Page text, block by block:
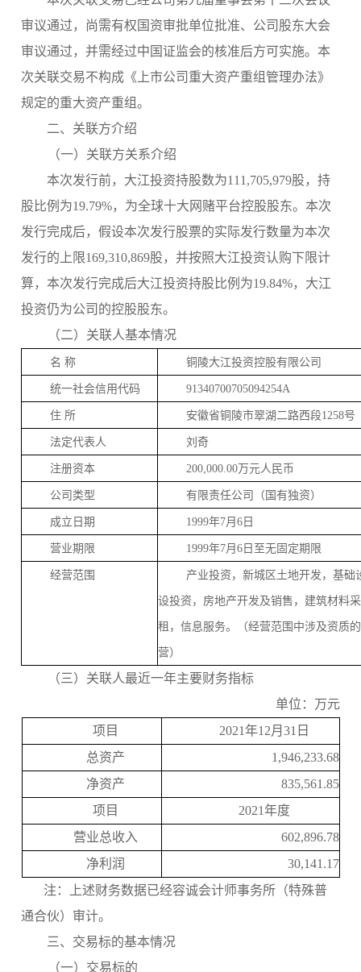
审议通过，尚需有权国资审批单位批准、公司股东大会
审议通过，并需经过中国证监会的核准后方可实施。本
次关联交易不构成《上市公司重大资产重组管理办法》
规定的重大资产重组。
二、关联方介绍
（一）关联方关系介绍
本次发行前，大江投资持股数为111,705,979股，持
股比例为19.79%，为全球十大网赌平台控股股东。本次
发行完成后，假设本次发行股票的实际发行数量为本次
发行的上限169,310,869股，并按照大江投资认购下限计
算，本次发行完成后大江投资持股比例为19.84%，大江
投资仍为公司的控股股东。
（二）关联人基本情况
名 称 铜陵大江投资控股有限公司
统一社会信用代码 91340700705094254A
住 所 安徽省铜陵市翠湖二路西段1258号
法定代表人 刘奇
注册资本 200 ,000.00万元人民币
公司类型 有限责任公司（国有独资）
成立日期 1999年7月6日
营业期限 1999年7月6日 至无固定期限
经营范围 产业投资，新城区土地开发，基础
设投资，房地产开发及销售，建筑材料
租，信息服务。（经营范围中涉及资质
营）
（三）关联人最近一年主要财务指标
单位 ： 万元
项目
2021年12月 31 日
总资产
1,946,233.68
净资产
835,561.85
项目
2021年度
营业总收入
602,896.78
净利润
30,141.17
注：上述财务数据已经容诚会计师事务所（特殊普
通合伙）审计。
三、交易标的基本情况
（一）交易标的